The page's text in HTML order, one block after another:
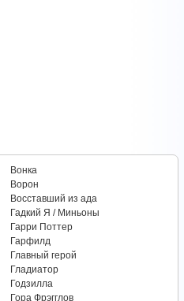
Вонка
Ворон
Восставший из ада
Гадкий Я / Миньоны
Гарри Поттер
Гарфилд
Главный герой
Гладиатор
Годзилла
Гора Фрэгглов